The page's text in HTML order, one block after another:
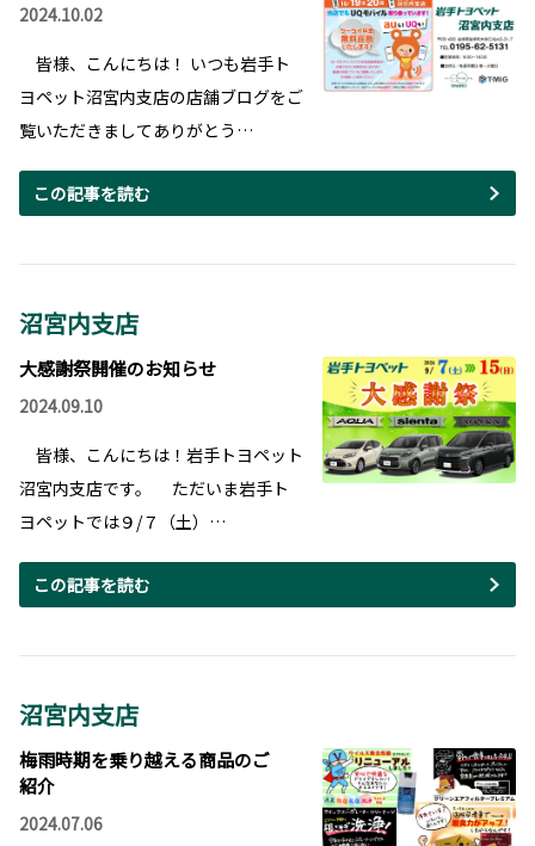
2024.10.02
皆様、こんにちは！ いつも岩手ト
ヨペット沼宮内支店の店舗ブログをご
覧いただきましてありがとう…
この記事を読む
沼宮内支店
大感謝祭開催のお知らせ
2024.09.10
皆様、こんにちは！岩手トヨペット
沼宮内支店です。 ただいま岩手ト
ヨペットでは９/７（土）…
この記事を読む
沼宮内支店
梅雨時期を乗り越える商品のご
紹介
2024.07.06